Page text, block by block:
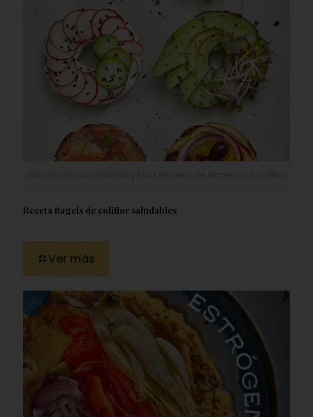
Receta Bagels de coliflor saludables
Ver más